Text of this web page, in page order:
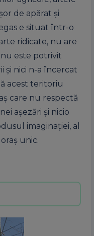
de apărat şi
e situat într-o
ridicate, nu are
nu este potrivit
şi nici n-a încercat
acest teritoriu
care nu respectă
aşezări şi nicio
imaginaţiei, al
unic.